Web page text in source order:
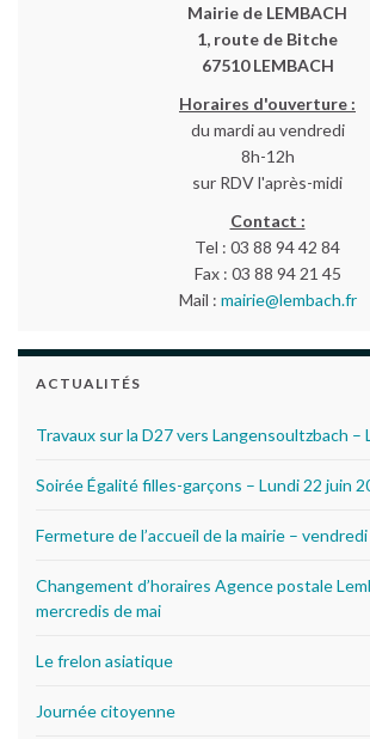
Mairie de LEMBACH
1, route de Bitche
67510 LEMBACH
Horaires d'ouverture :
du mardi au vendredi
8h-12h
sur RDV l'après-midi
Contact :
Tel : 03 88 94 42 84
Fax : 03 88 94 21 45
Mail : mairie@lembach.fr
ACTUALITÉS
Travaux sur la D27 vers Langensoultzbach –
Soirée Égalité filles-garçons – Lundi 22 juin
Fermeture de l’accueil de la mairie –
Changement d’horaires Agence postale
mercredis de mai
Le frelon asiatique
Journée citoyenne